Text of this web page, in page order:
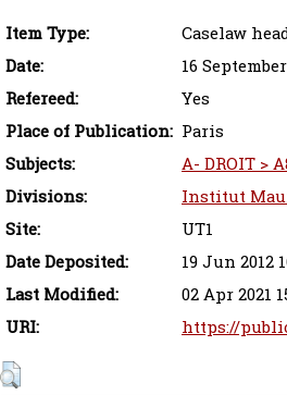
Item Type:
Caselaw
Date:
16
Refereed:
Yes
Place of Publication: Paris
Subjects:
A- DROIT >
Divisions:
Institut
Site:
UT1
Date Deposited:
19 Jun 2012
Last Modified:
02 Apr 2021
URI:
https://